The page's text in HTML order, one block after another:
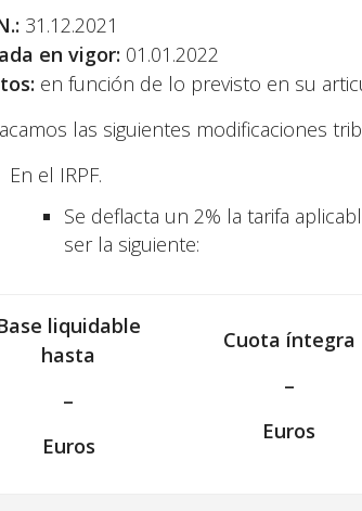
31.12.2021
en vigor: 01.01.2022
en función de lo previsto en su
las siguientes modificaciones
En el IRPF.
Se deflacta un 2% la tarifa
ser la siguiente:
liquidable
hasta
–
Euros
Cuota íntegra
–
Euros